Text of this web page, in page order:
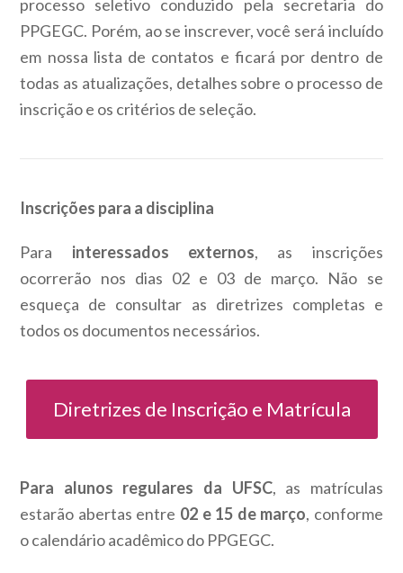
processo seletivo conduzido pela secretaria do
PPGEGC. Porém, ao se inscrever, você será incluído
em nossa lista de contatos e ficará por dentro de
todas as atualizações, detalhes sobre o processo de
inscrição e os critérios de seleção.
Inscrições para a disciplina
Para interessados externos, as inscrições
ocorrerão nos dias 02 e 03 de março. Não se
esqueça de consultar as diretrizes completas e
todos os documentos necessários.
Diretrizes de Inscrição e Matrícula
Para alunos regulares da UFSC, as matrículas
estarão abertas entre 02 e 15 de março, conforme
o calendário acadêmico do PPGEGC.